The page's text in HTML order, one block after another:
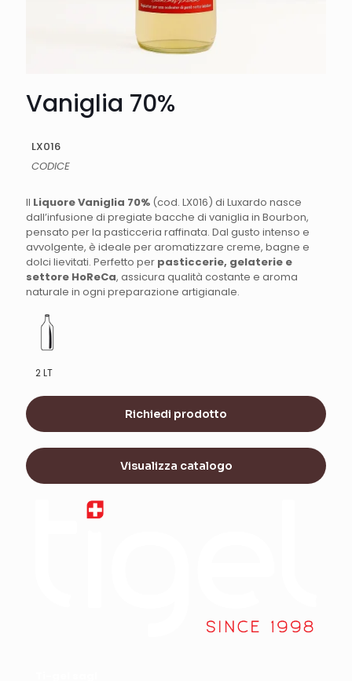
Vaniglia 70%
LX016
CODICE
Il Liquore Vaniglia 70% (cod. LX016) di Luxardo nasce
dall’infusione di pregiate bacche di vaniglia in Bourbon,
pensato per la pasticceria raffinata. Dal gusto intenso e
avvolgente, è ideale per aromatizzare creme, bagne e
dolci lievitati. Perfetto per pasticcerie, gelaterie e
settore HoReCa, assicura qualità costante e aroma
naturale in ogni preparazione artigianale.
2 LT
Richiedi prodotto
Visualizza catalogo